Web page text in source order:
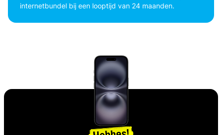
internetbundel bij een looptijd van 24 maanden.